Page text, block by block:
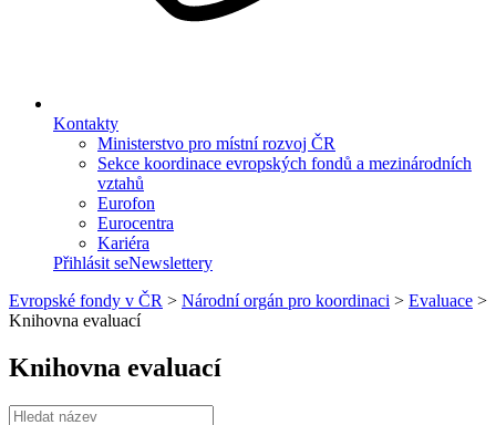
Kontakty
Ministerstvo pro místní rozvoj ČR
Sekce koordinace evropských fondů a mezinárodních
vztahů
Eurofon
Eurocentra
Kariéra
Přihlásit seNewslettery
Evropské fondy v ČR > Národní orgán pro koordinaci > Evaluace >
Knihovna evaluací
Knihovna evaluací